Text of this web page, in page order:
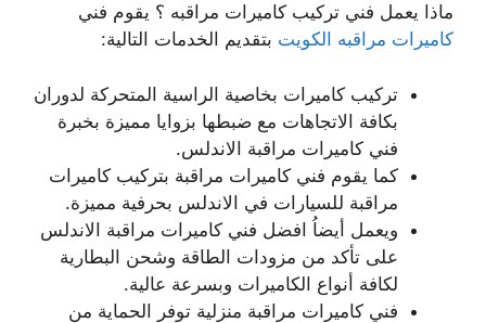
ماذا يعمل فني تركيب كاميرات مراقبه ؟ يقوم فني
كاميرات مراقبه الكويت بتقديم الخدمات التالية:
تركيب كاميرات بخاصية الراسية المتحركة لدوران
بكافة الاتجاهات مع ضبطها بزوايا مميزة بخبرة
فني كاميرات مراقبة الاندلس.
كما يقوم فني كاميرات مراقبة بتركيب كاميرات
مراقبة للسيارات في الاندلس بحرفية مميزة.
ويعمل أيضاُ افضل فني كاميرات مراقبة الاندلس
على تأكد من مزودات الطاقة وشحن البطارية
لكافة أنواع الكاميرات وبسرعة عالية.
فني كاميرات مراقبة منزلية توفر الحماية من